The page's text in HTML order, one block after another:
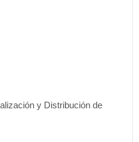
y Distribución de